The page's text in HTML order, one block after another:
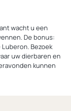
wacht u een
De bonus:
Bezoek
uw dierbaren en
kunnen